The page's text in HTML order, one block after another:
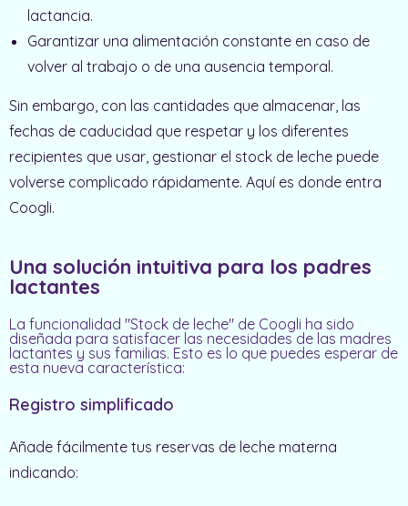
lactancia.
Garantizar una alimentación constante en caso de
volver al trabajo o de una ausencia temporal.
Sin embargo, con las cantidades que almacenar, las
fechas de caducidad que respetar y los diferentes
recipientes que usar, gestionar el stock de leche puede
volverse complicado rápidamente. Aquí es donde entra
Coogli.
Una solución intuitiva para los padres
lactantes
La funcionalidad "Stock de leche" de Coogli ha sido
diseñada para satisfacer las necesidades de las madres
lactantes y sus familias. Esto es lo que puedes esperar de
esta nueva característica:
Registro simplificado
Añade fácilmente tus reservas de leche materna
indicando: